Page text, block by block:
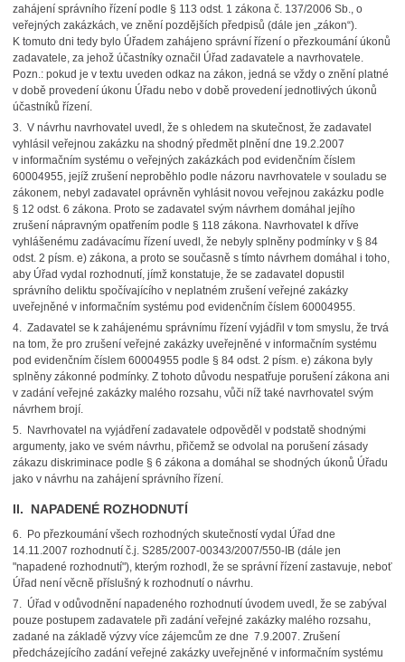
zahájení správního řízení podle § 113 odst. 1 zákona č. 137/2006 Sb., o
veřejných zakázkách, ve znění pozdějších předpisů (dále jen „zákon“).
K tomuto dni tedy bylo Úřadem zahájeno správní řízení o přezkoumání úkonů
zadavatele, za jehož účastníky označil Úřad zadavatele a navrhovatele.
Pozn.: pokud je v textu uveden odkaz na zákon, jedná se vždy o znění platné
v době provedení úkonu Úřadu nebo v době provedení jednotlivých úkonů
účastníků řízení.
3. V návrhu navrhovatel uvedl, že s ohledem na skutečnost, že zadavatel
vyhlásil veřejnou zakázku na shodný předmět plnění dne 19.2.2007
v informačním systému o veřejných zakázkách pod evidenčním číslem
60004955, jejíž zrušení neproběhlo podle názoru navrhovatele v souladu se
zákonem, nebyl zadavatel oprávněn vyhlásit novou veřejnou zakázku podle
§ 12 odst. 6 zákona. Proto se zadavatel svým návrhem domáhal jejího
zrušení nápravným opatřením podle § 118 zákona. Navrhovatel k dříve
vyhlášenému zadávacímu řízení uvedl, že nebyly splněny podmínky v § 84
odst. 2 písm. e) zákona, a proto se současně s tímto návrhem domáhal i toho,
aby Úřad vydal rozhodnutí, jímž konstatuje, že se zadavatel dopustil
správního deliktu spočívajícího v neplatném zrušení veřejné zakázky
uveřejněné v informačním systému pod evidenčním číslem 60004955.
4. Zadavatel se k zahájenému správnímu řízení vyjádřil v tom smyslu, že trvá
na tom, že pro zrušení veřejné zakázky uveřejněné v informačním systému
pod evidenčním číslem 60004955 podle § 84 odst. 2 písm. e) zákona byly
splněny zákonné podmínky. Z tohoto důvodu nespatřuje porušení zákona ani
v zadání veřejné zakázky malého rozsahu, vůči níž také navrhovatel svým
návrhem brojí.
5. Navrhovatel na vyjádření zadavatele odpověděl v podstatě shodnými
argumenty, jako ve svém návrhu, přičemž se odvolal na porušení zásady
zákazu diskriminace podle § 6 zákona a domáhal se shodných úkonů Úřadu
jako v návrhu na zahájení správního řízení.
II. NAPADENÉ ROZHODNUTÍ
6. Po přezkoumání všech rozhodných skutečností vydal Úřad dne
14.11.2007 rozhodnutí č.j. S285/2007-00343/2007/550-IB (dále jen
"napadené rozhodnutí"), kterým rozhodl, že se správní řízení zastavuje, neboť
Úřad není věcně příslušný k rozhodnutí o návrhu.
7. Úřad v odůvodnění napadeného rozhodnutí úvodem uvedl, že se zabýval
pouze postupem zadavatele při zadání veřejné zakázky malého rozsahu,
zadané na základě výzvy více zájemcům ze dne 7.9.2007. Zrušení
předcházejícího zadání veřejné zakázky uveřejněné v informačním systému